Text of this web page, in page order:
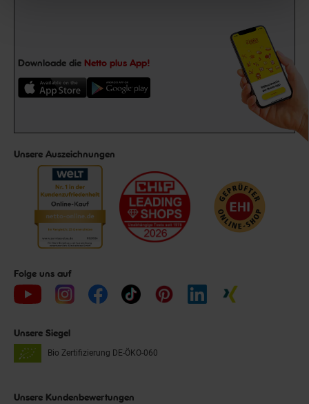
Downloade die Netto plus App!
Unsere Auszeichnungen
Folge uns auf
Unsere Siegel
Bio Zertifizierung DE-ÖKO-060
Unsere Kundenbewertungen